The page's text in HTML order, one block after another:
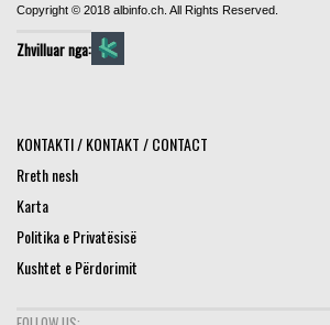
Copyright © 2018 albinfo.ch. All Rights Reserved.
Zhvilluar nga:
KONTAKTI / KONTAKT / CONTACT
Rreth nesh
Karta
Politika e Privatësisë
Kushtet e Përdorimit